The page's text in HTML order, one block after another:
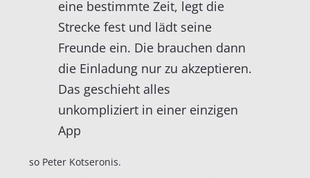
eine bestimmte Zeit, legt die
Strecke fest und lädt seine
Freunde ein. Die brauchen dann
die Einladung nur zu akzeptieren.
Das geschieht alles
unkompliziert in einer einzigen
App
so Peter Kotseronis.